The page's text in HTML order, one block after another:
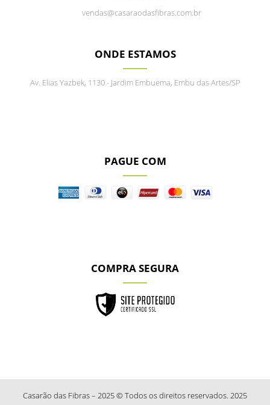
vendas@casaraodasfibras.com.br
ONDE ESTAMOS
Av. Elias Yazbek, 1130 - Jardim Embuema, Embu das Artes/SP
PAGUE COM
COMPRA SEGURA
Casarão das Fibras – 2025 © Todos os direitos reservados. 2025